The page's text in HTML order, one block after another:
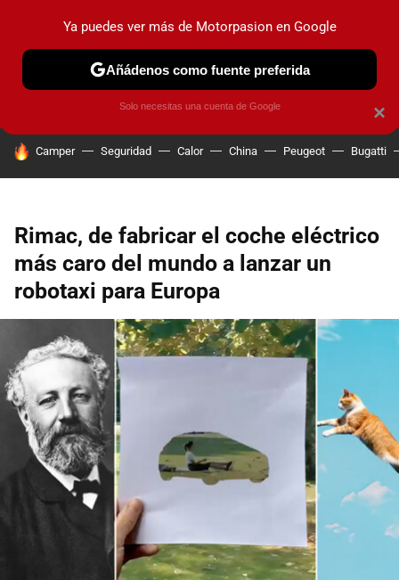
PRUEBAS COCHES ELÉCTRICOS OBSERVATORIO
HOY SE HABLA DE
Camper Seguridad Calor China Peugeot Bugatti
Rimac, de fabricar el coche eléctrico
más caro del mundo a lanzar un
robotaxi para Europa
×
Ya puedes ver más de Motorpasion en Google
Añádenos como fuente preferida
Solo necesitas una cuenta de Google